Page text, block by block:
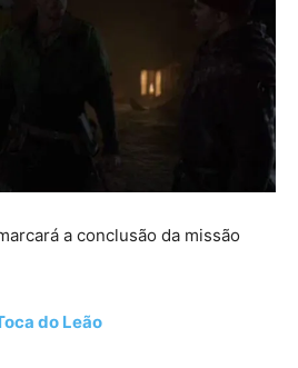
a conclusão da missão
do Leão